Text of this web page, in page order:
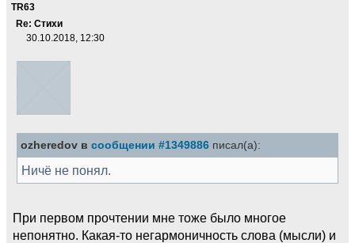
TR63
Re: Стихи
30.10.2018, 12:30
ozheredov в сообщении #1349886 писал(а):
Ничё не понял.
При первом прочтении мне тоже было многое
непонятно. Какая-то негармоничность слова (мысли) и